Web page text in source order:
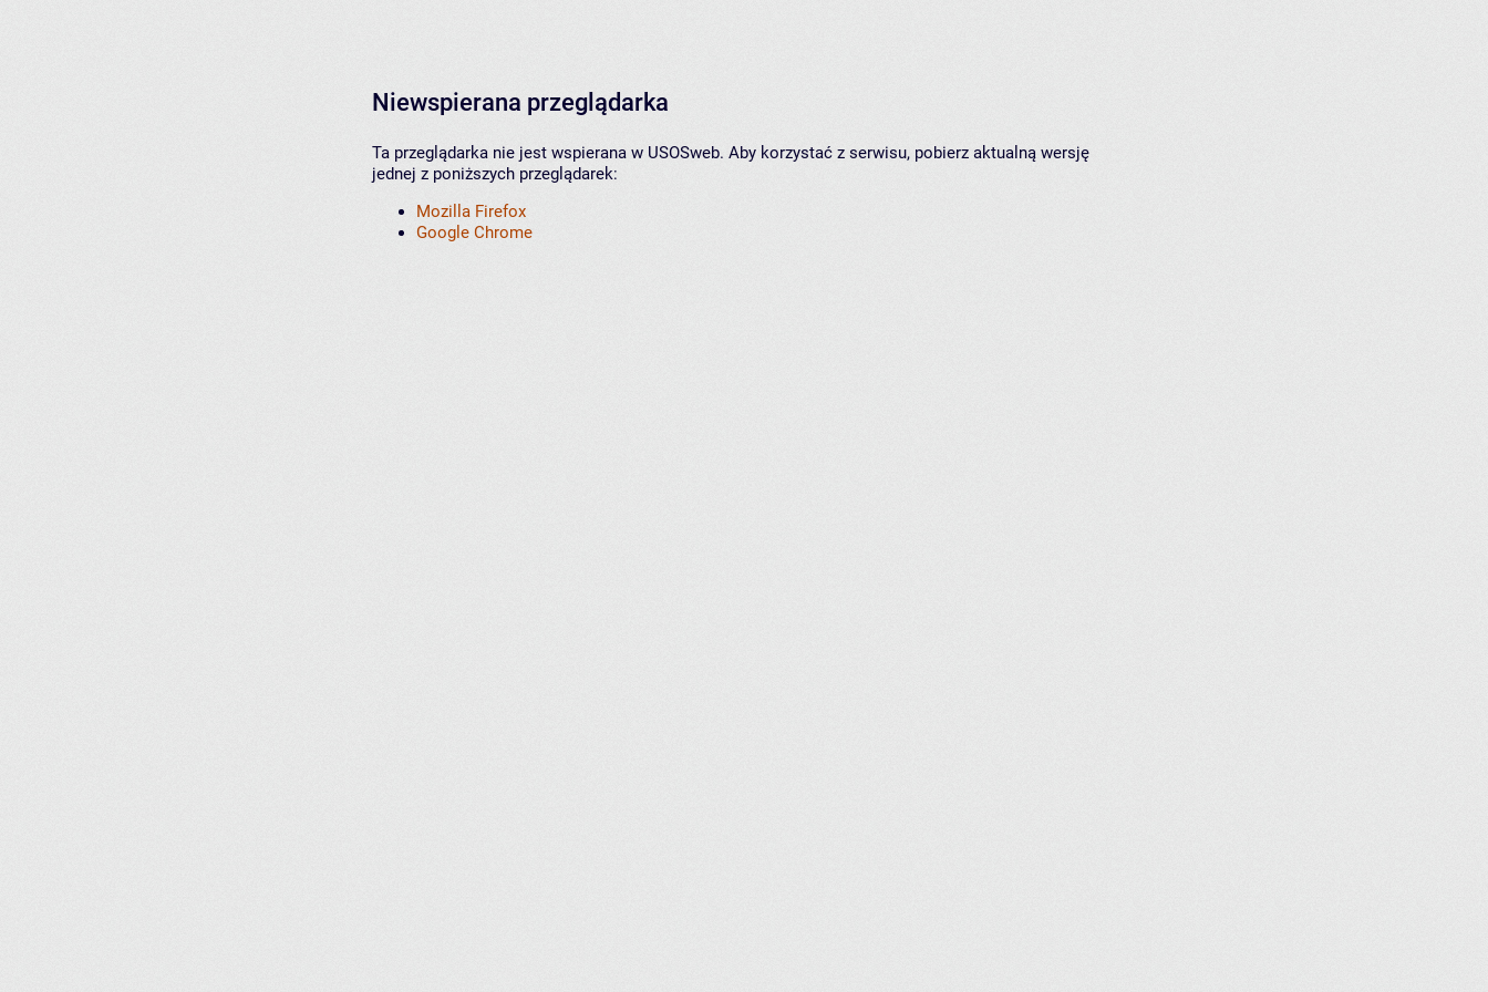
Niewspierana przeglądarka
Ta przeglądarka nie jest wspierana w USOSweb. Aby korzystać z serwisu, pobierz aktualną wersję
jednej z poniższych przeglądarek:
Mozilla Firefox
Google Chrome